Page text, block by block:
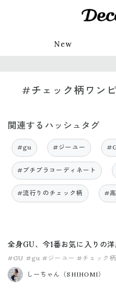
New
#チェック柄ワン
関連するハッシュタグ
#gu #ジーユー
#プチプラコーディネート
#流行りのチェック柄 #
全身GU、今1番お気に入りの
#GU #gu #ジーユー #チェック
#プチプラ
しーちゃん（SHIHOMI）